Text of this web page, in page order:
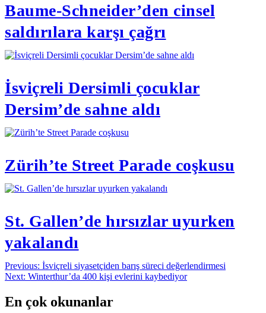
Baume-Schneider’den cinsel
saldırılara karşı çağrı
İsviçreli Dersimli çocuklar
Dersim’de sahne aldı
Zürih’te Street Parade coşkusu
St. Gallen’de hırsızlar uyurken
yakalandı
Yazı
gezinmesi
Previous: İsviçreli siyasetçiden barış süreci değerlendirmesi
Next: Winterthur’da 400 kişi evlerini kaybediyor
En çok okunanlar